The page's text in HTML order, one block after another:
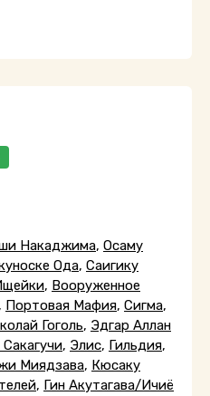
Накаджима, Осаму
Ода, Саигику
, Вооруженное
, Портовая Мафия, Сигма,
Гоголь, Эдгар Аллан
Сакагучи, Элис, Гильдия,
Миядзава, Кюсаку
, Гин Акутагава/Ичиё